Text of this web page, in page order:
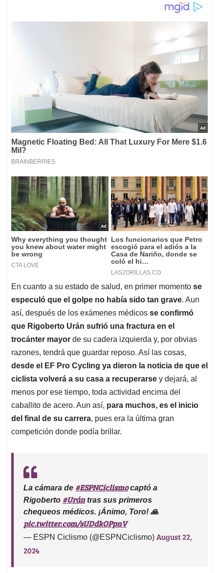
En cuanto a su estado de salud, en primer momento se
especuló que el golpe no había sido tan grave. Aun
así, después de los exámenes médicos se confirmó
que Rigoberto Urán sufrió una fractura en el
trocánter mayor de su cadera izquierda y, por obvias
razones, tendrá que guardar reposo. Así las cosas,
desde el EF Pro Cycling ya dieron la noticia de que el
ciclista volverá a su casa a recuperarse y dejará, al
menos por ese tiempo, toda actividad encima del
caballito de acero. Aun así, para muchos, es el inicio
del final de su carrera, pues era la última gran
competición donde podía brillar.
La cámara de #ESPNCiclismocaptó a
Rigoberto #Urántras sus primeros
chequeos médicos. ¡Ánimo, Toro! 🙏
pic.twitter.com/sUDdkOPpnV
— ESPN Ciclismo (@ESPNCiclismo) August 22,
2024